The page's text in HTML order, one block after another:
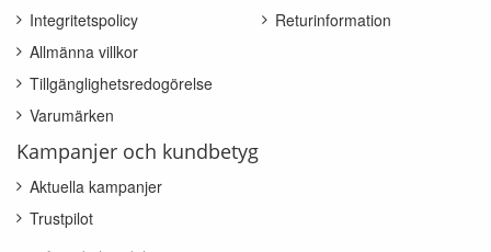
Integritetspolicy
Allmänna villkor
Tillgänglighetsredogörelse
Varumärken
Returinformation
Kampanjer och kundbetyg
Aktuella kampanjer
Trustpilot